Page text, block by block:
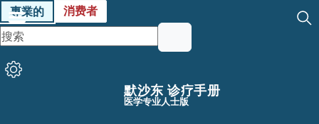
專業的 消费者
默沙东 诊疗手册
医学专业人士版